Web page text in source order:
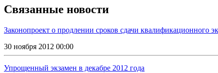
Связанные новости
Законопроект о продлении сроков сдачи квалификационного
30 ноября 2012 00:00
Упрощенный экзамен в декабре 2012 года